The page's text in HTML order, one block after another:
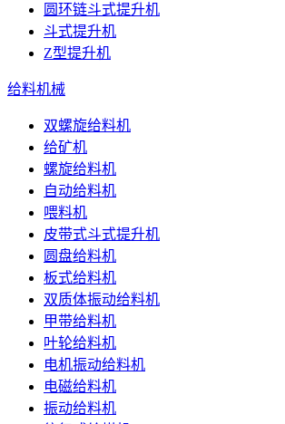
圆环链斗式提升机
斗式提升机
Z型提升机
给料机械
双螺旋给料机
给矿机
螺旋给料机
自动给料机
喂料机
皮带式斗式提升机
圆盘给料机
板式给料机
双质体振动给料机
甲带给料机
叶轮给料机
电机振动给料机
电磁给料机
振动给料机